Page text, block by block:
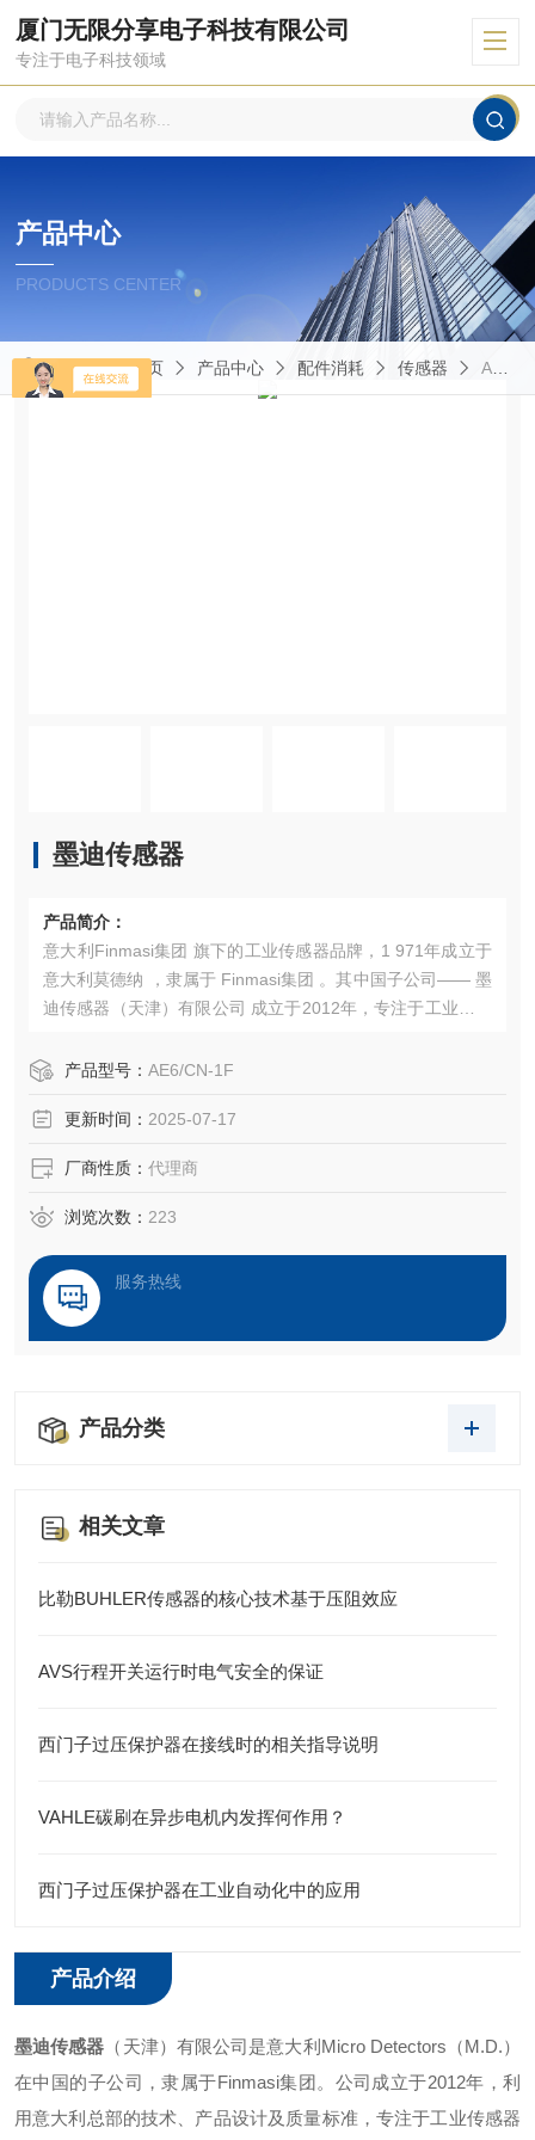
厦门无限分享电子科技有限公司
专注于电子科技领域
产品中心
PRODUCTS CENTER
当前位置：首页 产品中心 配件消耗 传感器 AE6/CN-1F墨迪传感器
墨迪传感器
产品简介：
意大利Finmasi集团 旗下的工业传感器品牌，1 971年成立于
意大利莫德纳 ，隶属于 Finmasi集团 。其中国子公司—— 墨
迪传感器（天津）有限公司 成立于2012年，专注于工业传感
产品型号： AE6/CN-1F
更新时间： 2025-07-17
厂商性质： 代理商
浏览次数： 223
服务热线
产品分类
相关文章
比勒BUHLER传感器的核心技术基于压阻效应
AVS行程开关运行时电气安全的保证
西门子过压保护器在接线时的相关指导说明
VAHLE碳刷在异步电机内发挥何作用？
西门子过压保护器在工业自动化中的应用
产品介绍
墨迪传感器 （天津）有限公司是意大利Micro Detectors（M.D.）
在中国的子公司，隶属于Finmasi集团。公司成立于2012年，利
用意大利总部的技术、产品设计及质量标准，专注于工业传感器